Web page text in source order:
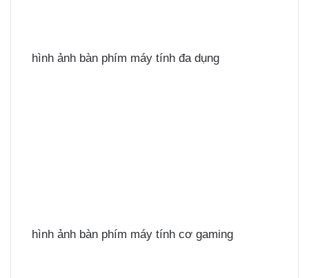
hình ảnh bàn phím máy tính đa dụng
hình ảnh bàn phím máy tính cơ gaming